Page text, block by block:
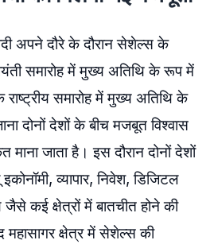
अपने दौरे के दौरान सेशेल्स के
समारोह में मुख्य अतिथि के रूप में
समारोह में मुख्य अतिथि के
दोनों देशों के बीच मजबूत विश्वास
जाता है। इस दौरान दोनों देशों
व्यापार, निवेश, डिजिटल
जैसे कई क्षेत्रों में बातचीत होने की
क्षेत्र में सेशेल्स की